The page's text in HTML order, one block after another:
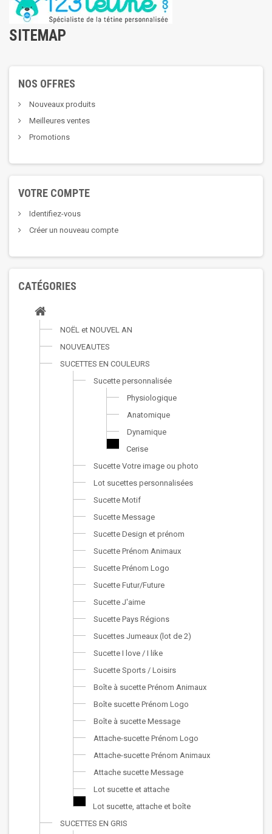
SITEMAP
NOS OFFRES
Nouveaux produits
Meilleures ventes
Promotions
VOTRE COMPTE
Identifiez-vous
Créer un nouveau compte
CATÉGORIES
NOËL et NOUVEL AN
NOUVEAUTES
SUCETTES EN COULEURS
Sucette personnalisée
Physiologique
Anatomique
Dynamique
Cerise
Sucette Votre image ou photo
Lot sucettes personnalisées
Sucette Motif
Sucette Message
Sucette Design et prénom
Sucette Prénom Animaux
Sucette Prénom Logo
Sucette Futur/Future
Sucette J'aime
Sucette Pays Régions
Sucettes Jumeaux (lot de 2)
Sucette I love / I like
Sucette Sports / Loisirs
Boîte à sucette Prénom Animaux
Boîte sucette Prénom Logo
Boîte à sucette Message
Attache-sucette Prénom Logo
Attache-sucette Prénom Animaux
Attache sucette Message
Lot sucette et attache
Lot sucette, attache et boîte
SUCETTES EN GRIS